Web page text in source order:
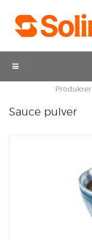
Produkter
Sauce pulver